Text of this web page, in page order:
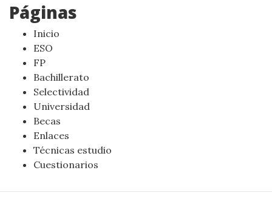
Páginas
Inicio
ESO
FP
Bachillerato
Selectividad
Universidad
Becas
Enlaces
Técnicas estudio
Cuestionarios